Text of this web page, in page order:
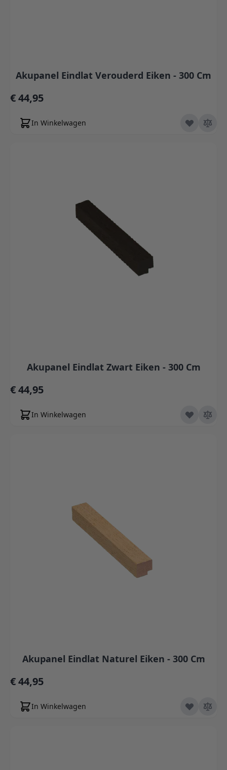
Akupanel Eindlat Verouderd Eiken - 300 Cm
€ 44,95
In Winkelwagen
Akupanel Eindlat Zwart Eiken - 300 Cm
€ 44,95
In Winkelwagen
Akupanel Eindlat Naturel Eiken - 300 Cm
€ 44,95
In Winkelwagen